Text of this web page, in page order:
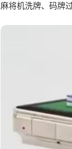
麻将机洗牌、码牌